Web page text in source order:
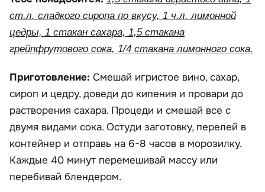
ст.л. сладкого сиропа по вкусу, 1 ч.л. лимонной
цедры, 1 стакан сахара, 1,5 стакана
грейпфрутового сока, 1/4 стакана лимонного сока.
Приготовление: Смешай игристое вино, сахар,
сироп и цедру, доведи до кипения и провари до
растворения сахара. Процеди и смешай все с
двумя видами сока. Остуди заготовку, перелей в
контейнер и отправь на 6-8 часов в морозилку.
Каждые 40 минут перемешивай массу или
перебивай блендером.